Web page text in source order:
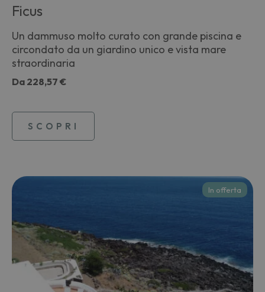
Ficus
Un dammuso molto curato con grande piscina e
circondato da un giardino unico e vista mare
straordinaria
Da 228,57 €
SCOPRI
In offerta